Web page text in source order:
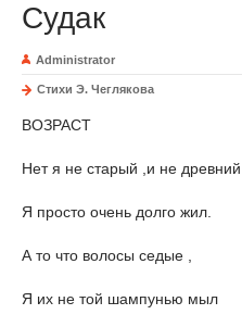
Судак
Administrator
Стихи Э. Чеглякова
ВОЗРАСТ
Нет я не старый ,и не древний ,
Я просто очень долго жил.
А то что волосы седые ,
Я их не той шампунью мыл